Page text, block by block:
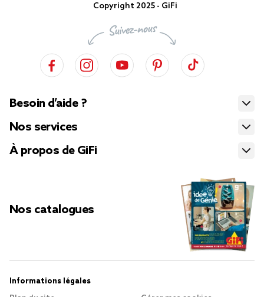
Copyright 2025 - GiFi
Besoin d’aide ?
Nos services
À propos de GiFi
Nos catalogues
Informations légales